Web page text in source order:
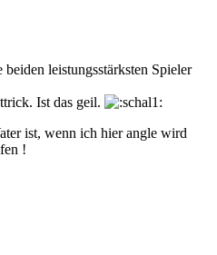
leistungsstärksten Spieler
Ist das geil.
ist, wenn ich hier angle wird
!